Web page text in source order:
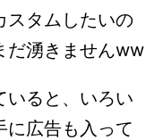
スタムしたいの
だ湧きませんww
いると、いろい
に広告も入って